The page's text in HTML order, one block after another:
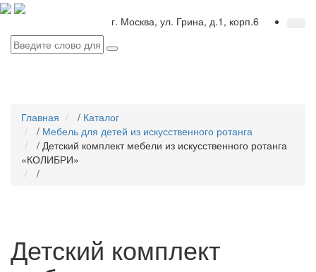
г. Москва, ул. Грина, д.1, корп.6
Главная / Каталог
/ Мебель для детей из искусственного ротанга
/ Детский комплект мебели из искусственного ротанга
«КОЛИБРИ»
/
Детский комплект